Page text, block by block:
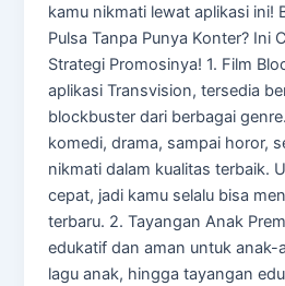
kamu nikmati lewat aplikasi ini!
Pulsa Tanpa Punya Konter? Ini
Strategi Promosinya! 1. Film
aplikasi Transvision, tersedia
blockbuster dari berbagai
komedi, drama, sampai horor,
nikmati dalam kualitas terbaik.
cepat, jadi kamu selalu bisa
terbaru. 2. Tayangan Anak
edukatif dan aman untuk anak-
lagu anak, hingga tayangan